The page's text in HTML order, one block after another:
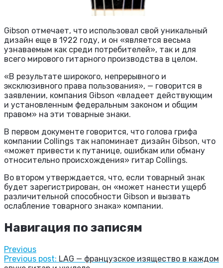
Gibson отмечает, что использовал свой уникальный
дизайн еще в 1922 году, и он «является весьма
узнаваемым как среди потребителей», так и для
всего мирового гитарного производства в целом.
«В результате широкого, непрерывного и
эксклюзивного права пользования», — говорится в
заявлении, компания Gibson «владеет действующим
и установленным федеральным законом и общим
правом» на эти товарные знаки.
В первом документе говорится, что голова грифа
компании Collings так напоминает дизайн Gibson, что
«может привести к путанице, ошибкам или обману
относительно происхождения» гитар Collings.
Во втором утверждается, что, если товарный знак
будет зарегистрирован, он «может нанести ущерб
различительной способности Gibson и вызвать
ослабление товарного знака» компании.
Навигация по записям
Previous
Previous post: LAG — французское изящество в каждом